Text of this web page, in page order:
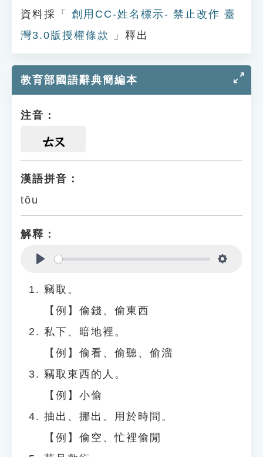
資料採「
創用CC-姓名標示- 禁止改作 臺
灣3.0版授權條款
」釋出
教育部國語辭典簡編本
注音：
ㄊㄡ
漢語拼音：
tōu
解釋：
竊取。
【例】偷錢、偷東西
私下、暗地裡。
【例】偷看、偷聽、偷溜
竊取東西的人。
【例】小偷
抽出、挪出。用於時間。
【例】偷空、忙裡偷閒